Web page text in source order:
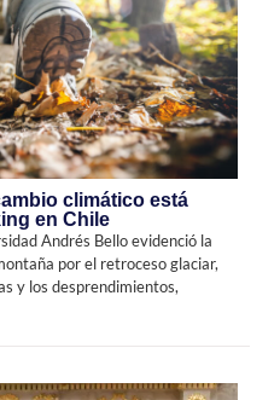
climático está
en Chile
Andrés Bello evidenció la
por el retroceso glaciar,
y los desprendimientos,